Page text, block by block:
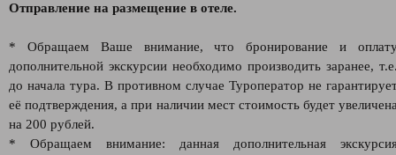
Отправление на размещение в отеле.
* Обращаем Ваше внимание, что бронирование и
дополнительной экскурсии необходимо производить заранее,
до начала тура. В противном случае Туроператор не
её подтверждения, а при наличии мест стоимость будет
на 200 рублей.
* Обращаем внимание: данная дополнительная